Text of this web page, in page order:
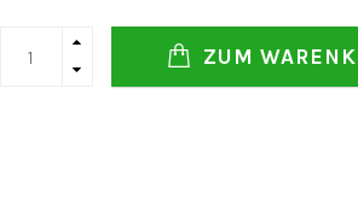
ZUM